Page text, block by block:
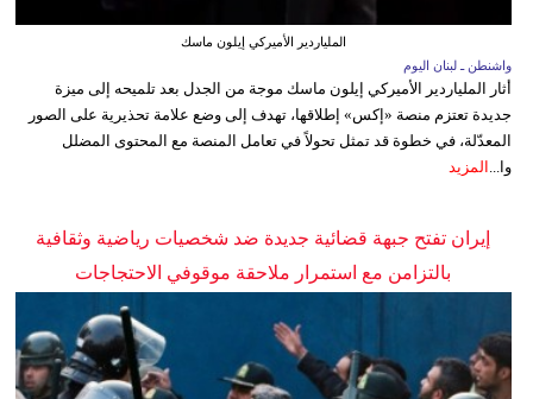
الملياردير الأميركي إيلون ماسك
واشنطن ـ لبنان اليوم
أثار الملياردير الأميركي إيلون ماسك موجة من الجدل بعد تلميحه إلى ميزة
جديدة تعتزم منصة «إكس» إطلاقها، تهدف إلى وضع علامة تحذيرية على الصور
المعدّلة، في خطوة قد تمثل تحولاً في تعامل المنصة مع المحتوى المضلل
وا... المزيد
إيران تفتح جبهة قضائية جديدة ضد شخصيات رياضية وثقافية
بالتزامن مع استمرار ملاحقة موقوفي الاحتجاجات